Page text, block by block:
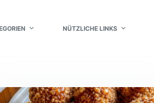
NÜTZLICHE LINKS